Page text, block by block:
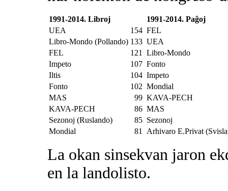
1991-2014. Libroj
1991-2014. Paĝoj
UEA
154 FEL
Libro-Mondo (Pollando) 133 UEA
FEL
121
Libro-Mondo
Impeto
107 Fonto
Iltis
104 Impeto
Fonto
102 Mondial
MAS
99 KAVA-PECH
KAVA-PECH
86 MAS
Sezonoj (Ruslando)
85 Sezonoj
Mondial
81 Arhivaro E.Privat
La okan sinsekvan jaron
en la landolisto.